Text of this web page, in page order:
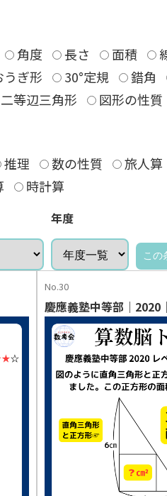
角度 長さ 面積
うぎ形 30°定規 錯角
二等辺三角形 図形の性質
推理 数の性質 旅人算
時計算
年度
No.30
慶應義塾中等部｜2020